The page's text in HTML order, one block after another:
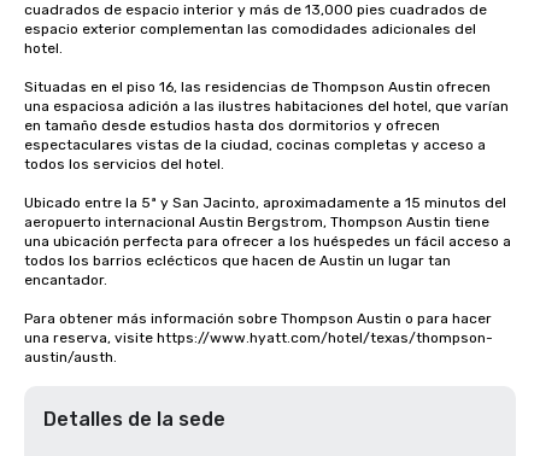
cuadrados de espacio interior y más de 13,000 pies cuadrados de
espacio exterior complementan las comodidades adicionales del
hotel.
Situadas en el piso 16, las residencias de Thompson Austin ofrecen
una espaciosa adición a las ilustres habitaciones del hotel, que varían
en tamaño desde estudios hasta dos dormitorios y ofrecen
espectaculares vistas de la ciudad, cocinas completas y acceso a
todos los servicios del hotel.
Ubicado entre la 5ª y San Jacinto, aproximadamente a 15 minutos del
aeropuerto internacional Austin Bergstrom, Thompson Austin tiene
una ubicación perfecta para ofrecer a los huéspedes un fácil acceso a
todos los barrios eclécticos que hacen de Austin un lugar tan
encantador.
Para obtener más información sobre Thompson Austin o para hacer
una reserva, visite https://www.hyatt.com/hotel/texas/thompson-
austin/austh.
Detalles de la sede